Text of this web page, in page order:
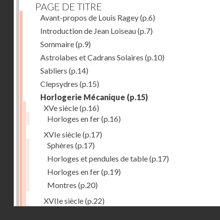
PAGE DE TITRE
Avant-propos de Louis Ragey(p.6)
Introduction de Jean Loiseau(p.7)
Sommaire(p.9)
Astrolabes et Cadrans Solaires (p.10)
Sabliers (p.14)
Clepsydres (p.15)
Horlogerie Mécanique (p.15)
XVe siècle(p.16)
Horloges en fer(p.16)
XVIe siècle(p.17)
Sphères (p.17)
Horloges et pendules de table(p.17)
Horloges en fer(p.19)
Montres (p.20)
XVIIe siècle(p.22)